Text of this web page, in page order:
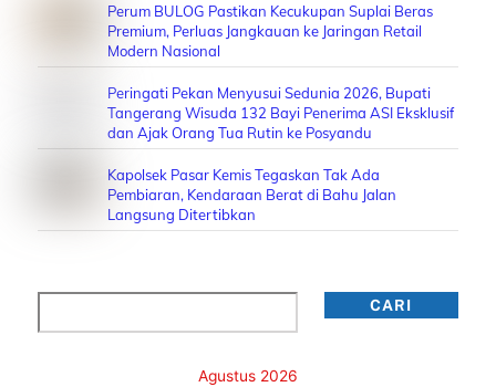
Perum BULOG Pastikan Kecukupan Suplai Beras
Premium, Perluas Jangkauan ke Jaringan Retail
Modern Nasional
Peringati Pekan Menyusui Sedunia 2026, Bupati
Tangerang Wisuda 132 Bayi Penerima ASI Eksklusif
dan Ajak Orang Tua Rutin ke Posyandu
Kapolsek Pasar Kemis Tegaskan Tak Ada
Pembiaran, Kendaraan Berat di Bahu Jalan
Langsung Ditertibkan
CARI
Agustus 2026